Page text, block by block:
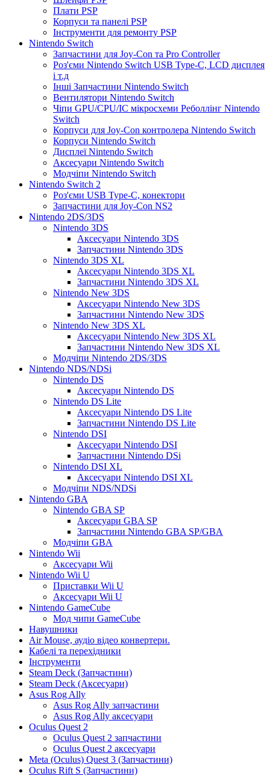
Плати PSP
Корпуси та панелі PSP
Інструменти для ремонту PSP
Nintendo Switch
Запчастини для Joy-Con та Pro Controller
Роз'єми Nintendo Switch USB Type-C, LCD дисплея
і т.д
Інші Запчастини Nintendo Switch
Вентилятори Nintendo Switch
Чіпи GPU/CPU/IC мікросхеми Реболлінг Nintendo
Switch
Корпуси для Joy-Con контролера Nintendo Switch
Корпуси Nintendo Switch
Дисплеї Nintendo Switch
Аксесуари Nintendo Switch
Модчіпи Nintendo Switch
Nintendo Switch 2
Роз'єми USB Type-C, конектори
Запчастини для Joy-Con NS2
Nintendo 2DS/3DS
Nintendo 3DS
Аксесуари Nintendo 3DS
Запчастини Nintendo 3DS
Nintendo 3DS XL
Аксесуари Nintendo 3DS XL
Запчастини Nintendo 3DS XL
Nintendo New 3DS
Аксесуари Nintendo New 3DS
Запчастини Nintendo New 3DS
Nintendo New 3DS XL
Аксесуари Nintendo New 3DS XL
Запчастини Nintendo New 3DS XL
Модчіпи Nintendo 2DS/3DS
Nintendo NDS/NDSi
Nintendo DS
Аксесуари Nintendo DS
Nintendo DS Lite
Аксесуари Nintendo DS Lite
Запчастини Nintendo DS Lite
Nintendo DSI
Аксесуари Nintendo DSI
Запчастини Nintendo DSi
Nintendo DSI XL
Аксесуари Nintendo DSI XL
Модчіпи NDS/NDSi
Nintendo GBA
Nintendo GBA SP
Аксесуари GBA SP
Запчастини Nintendo GBA SP/GBA
Модчіпи GBA
Nintendo Wii
Аксесуари Wii
Nintendo Wii U
Приставки Wii U
Аксесуари Wii U
Nintendo GameCube
Мод чипи GameCube
Навушники
Air Mouse, аудіо відео конвертери.
Кабелі та перехідники
Інструменти
Steam Deck (Запчастини)
Steam Deck (Аксесуари)
Asus Rog Ally
Asus Rog Ally запчастини
Asus Rog Ally аксесуари
Oculus Quest 2
Oculus Quest 2 запчастини
Oculus Quest 2 аксесуари
Meta (Oculus) Quest 3 (Запчастини)
Oculus Rift S (Запчастини)